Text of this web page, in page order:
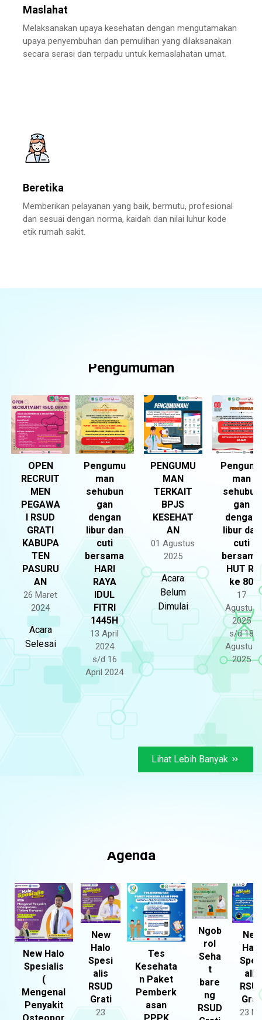
Maslahat
Melaksanakan upaya kesehatan dengan mengutamakan
upaya penyembuhan dan pemulihan yang dilaksanakan
secara serasi dan terpadu untuk kemaslahatan umat.
Beretika
Memberikan pelayanan yang baik, bermutu, profesional
dan sesuai dengan norma, kaidah dan nilai luhur kode
etik rumah sakit.
Pengumuman
OPEN
RECRUIT
MEN
PEGAWA
I RSUD
GRATI
KABUPA
TEN
PASURU
AN
26 Maret
2024
Acara
Selesai
Pengumu
man
sehubun
gan
dengan
libur dan
cuti
bersama
HARI
RAYA
IDUL
FITRI
1445H
13 April
2024
s/d 16
April 2024
PENGUMU
MAN
TERKAIT
BPJS
KESEHAT
AN
01 Agustus
2025
Acara
Belum
Dimulai
Pengumu
man
sehubun
gan
dengan
libur dan
cuti
bersama
HUT RI
ke 80
17
Agustus
2025
s/d 18
Agustus
2025
Lihat Lebih Banyak
Agenda
New Halo
Spesialis
(
Mengenal
Penyakit
New
Halo
Spesi
alis
RSUD
Grati
23
Tes
Kesehata
n Paket
Pemberk
asan
Ngob
rol
Seha
t
bare
ng
RSUD
New
Halo
alis
23